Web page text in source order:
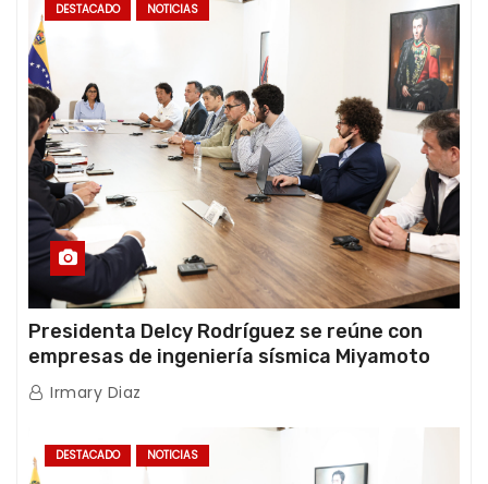
DESTACADO NOTICIAS
Presidenta Delcy Rodríguez se reúne con
empresas de ingeniería sísmica Miyamoto
International y TFI Solutions
Irmary Diaz
DESTACADO NOTICIAS